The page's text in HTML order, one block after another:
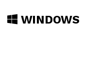
WINDOWS